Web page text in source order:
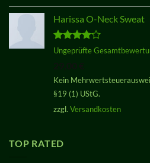
Harissa O-Neck Sweat
Bewertet
Ungeprüfte
Kein
§19 (1) UStG.
zzgl. Versandkosten
TOP RATED